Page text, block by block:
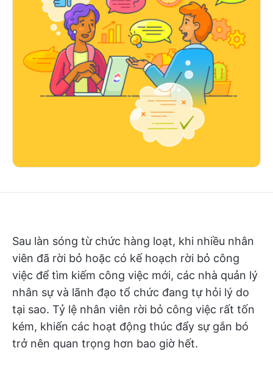
Sau làn sóng từ chức hàng loạt, khi nhiều nhân
viên đã rời bỏ hoặc có kế hoạch rời bỏ công
việc để tìm kiếm công việc mới, các nhà quản lý
nhân sự và lãnh đạo tổ chức đang tự hỏi lý do
tại sao. Tỷ lệ nhân viên rời bỏ công việc rất tốn
kém, khiến các hoạt động thúc đẩy sự gắn bó
trở nên quan trọng hơn bao giờ hết.